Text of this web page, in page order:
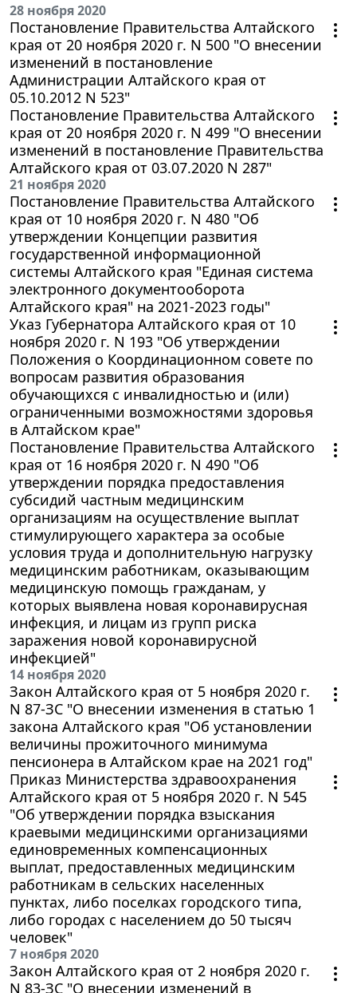
28 ноября 2020
Постановление Правительства Алтайского
края от 20 ноября 2020 г. N 500 "О внесении
изменений в постановление
Администрации Алтайского края от
05.10.2012 N 523"
Постановление Правительства Алтайского
края от 20 ноября 2020 г. N 499 "О внесении
изменений в постановление Правительства
Алтайского края от 03.07.2020 N 287"
21 ноября 2020
Постановление Правительства Алтайского
края от 10 ноября 2020 г. N 480 "Об
утверждении Концепции развития
государственной информационной
системы Алтайского края "Единая система
электронного документооборота
Алтайского края" на 2021-2023 годы"
Указ Губернатора Алтайского края от 10
ноября 2020 г. N 193 "Об утверждении
Положения о Координационном совете по
вопросам развития образования
обучающихся с инвалидностью и (или)
ограниченными возможностями здоровья
в Алтайском крае"
Постановление Правительства Алтайского
края от 16 ноября 2020 г. N 490 "Об
утверждении порядка предоставления
субсидий частным медицинским
организациям на осуществление выплат
стимулирующего характера за особые
условия труда и дополнительную нагрузку
медицинским работникам, оказывающим
медицинскую помощь гражданам, у
которых выявлена новая коронавирусная
инфекция, и лицам из групп риска
заражения новой коронавирусной
инфекцией"
14 ноября 2020
Закон Алтайского края от 5 ноября 2020 г.
N 87-ЗС "О внесении изменения в статью 1
закона Алтайского края "Об установлении
величины прожиточного минимума
пенсионера в Алтайском крае на 2021 год"
Приказ Министерства здравоохранения
Алтайского края от 5 ноября 2020 г. N 545
"Об утверждении порядка взыскания
краевыми медицинскими организациями
единовременных компенсационных
выплат, предоставленных медицинским
работникам в сельских населенных
пунктах, либо поселках городского типа,
либо городах с населением до 50 тысяч
человек"
7 ноября 2020
Закон Алтайского края от 2 ноября 2020 г.
N 83-ЗС "О внесении изменений в